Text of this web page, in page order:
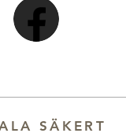
SÄKER T